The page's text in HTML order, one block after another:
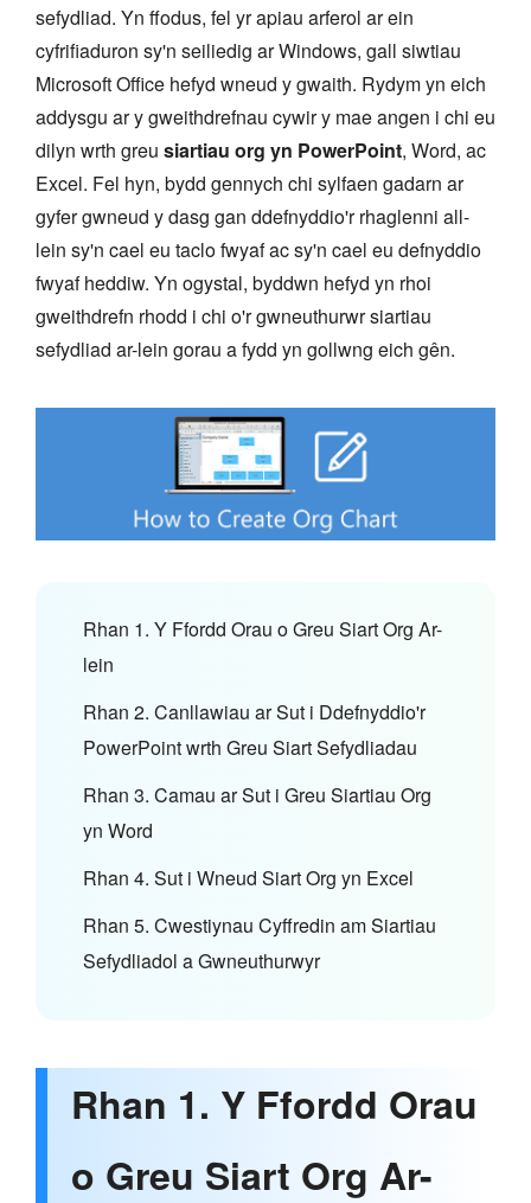
sefydliad. Yn ffodus, fel yr apiau arferol ar ein
cyfrifiaduron sy'n seiliedig ar Windows, gall siwtiau
Microsoft Office hefyd wneud y gwaith. Rydym yn eich
addysgu ar y gweithdrefnau cywir y mae angen i chi eu
dilyn wrth greu siartiau org yn PowerPoint, Word, ac
Excel. Fel hyn, bydd gennych chi sylfaen gadarn ar
gyfer gwneud y dasg gan ddefnyddio'r rhaglenni all-
lein sy'n cael eu taclo fwyaf ac sy'n cael eu defnyddio
fwyaf heddiw. Yn ogystal, byddwn hefyd yn rhoi
gweithdrefn rhodd i chi o'r gwneuthurwr siartiau
sefydliad ar-lein gorau a fydd yn gollwng eich gên.
Rhan 1. Y Ffordd Orau o Greu Siart Org Ar-
lein
Rhan 2. Canllawiau ar Sut i Ddefnyddio'r
PowerPoint wrth Greu Siart Sefydliadau
Rhan 3. Camau ar Sut i Greu Siartiau Org
yn Word
Rhan 4. Sut i Wneud Siart Org yn Excel
Rhan 5. Cwestiynau Cyffredin am Siartiau
Sefydliadol a Gwneuthurwyr
Rhan 1. Y Ffordd Orau
o Greu Siart Org Ar-